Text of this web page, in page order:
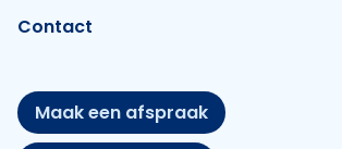
Contact
Maak een afspraak